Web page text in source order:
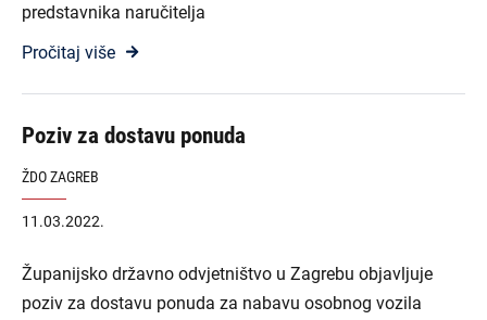
predstavnika naručitelja
Pročitaj više
Poziv za dostavu ponuda
ŽDO ZAGREB
11.03.2022.
Županijsko državno odvjetništvo u Zagrebu objavljuje
poziv za dostavu ponuda za nabavu osobnog vozila